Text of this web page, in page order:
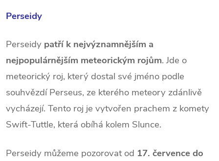
Perseidy
Perseidy patří k nejvýznamnějším a
nejpopulárnějším meteorickým rojům. Jde o
meteorický roj, který dostal své jméno podle
souhvězdí Perseus, ze kterého meteory zdánlivě
vycházejí. Tento roj je vytvořen prachem z komety
Swift-Tuttle, která obíhá kolem Slunce.
Perseidy můžeme pozorovat od 17. července do